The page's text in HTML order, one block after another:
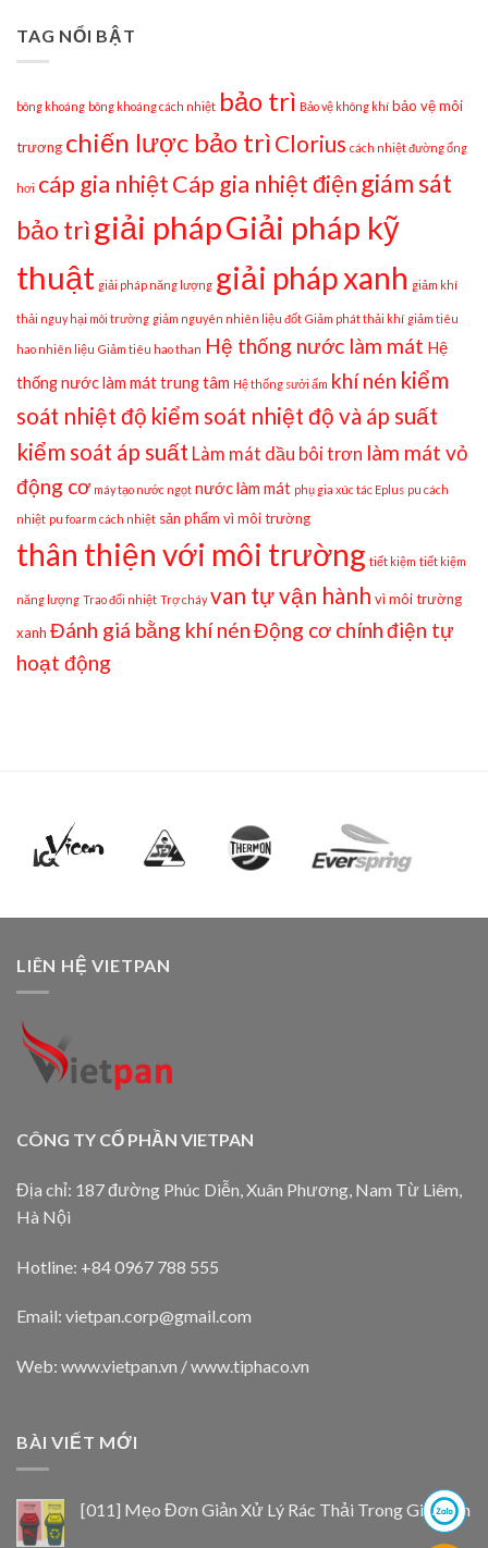
TAG NỔI BẬT
bông khoáng bông khoáng cách nhiệt bảo trì Bảo vệ không khí bảo vệ môi
trương chiến lược bảo trì Clorius cách nhiệt đường ống
hơi cáp gia nhiệtCáp gia nhiệt điện giám sát
bảo trìgiải phápGiải pháp kỹ
thuật giải pháp năng lượng giải pháp xanh giảm khí
thải nguy hại môi trường giảm nguyên nhiên liệu đốt Giảm phát thải khí giảm tiêu
hao nhiên liệu Giảm tiêu hao than Hệ thống nước làm mát Hệ
thống nước làm mát trung tâm Hệ thống sưởi ấm khí nén kiểm
soát nhiệt độ kiểm soát nhiệt độ và áp suất
kiểm soát áp suất Làm mát dầu bôi trơn làm mát vỏ
động cơ máy tạo nước ngọt nước làm mát phụ gia xúc tác Eplus pu cách
nhiệt pu foarm cách nhiệt sản phẩm vì môi trường
thân thiện với môi trường tiết kiệm tiết kiệm
năng lượng Trao đổi nhiệt Trợ cháy van tự vận hành vì môi trường
xanh Đánh giá bằng khí nénĐộng cơ chínhđiện tự
hoạt động
LIÊN HỆ VIETPAN
CÔNG TY CỔ PHẦN VIETPAN
Địa chỉ: 187 đường Phúc Diễn, Xuân Phương, Nam Từ Liêm,
Hà Nội
Hotline: +84 0967 788 555
Email: vietpan.corp@gmail.com
Web: www.vietpan.vn / www.tiphaco.vn
BÀI VIẾT MỚI
[011] Mẹo Đơn Giản Xử Lý Rác Thải Trong Gia Đình